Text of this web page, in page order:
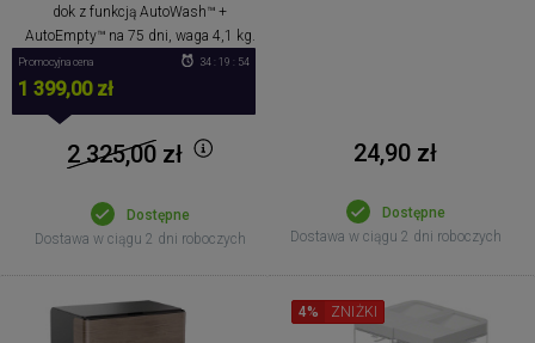
dok z funkcją AutoWash™ +
AutoEmpty™ na 75 dni, waga 4,1 kg.
Promocyjna cena
1 399,00 zł
34 : 19 : 53
2 325,00zł
Dostępne
Dostawa w ciągu 2 dni roboczych
24,90 zł
Dostępne
Dostawa w ciągu 2 dni roboczych
4% ZNIŻKI